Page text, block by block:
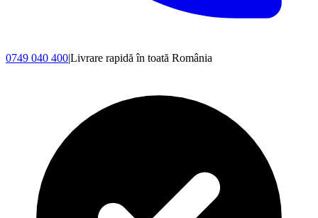
0749 040 400|Livrare rapidă în toată România